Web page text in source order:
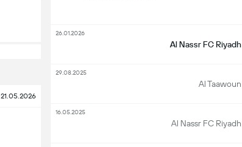
21.05.2026
Al Nassr FC Riyadh
26.01.2026
Al Taawoun
29.08.2025
Al Nassr FC Riyadh
16.05.2025